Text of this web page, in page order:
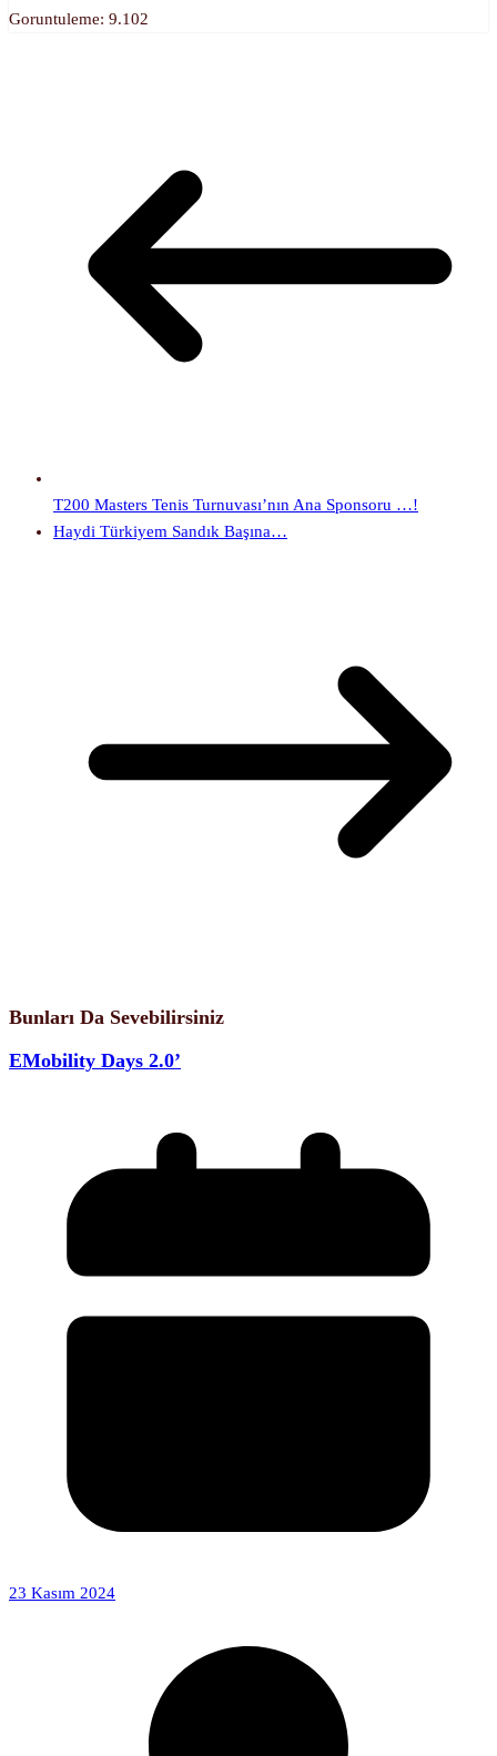
Goruntuleme: 9.102
T200 Masters Tenis Turnuvası’nın Ana Sponsoru …!
Haydi Türkiyem Sandık Başına…
Bunları Da Sevebilirsiniz
EMobility Days 2.0’
23 Kasım 2024